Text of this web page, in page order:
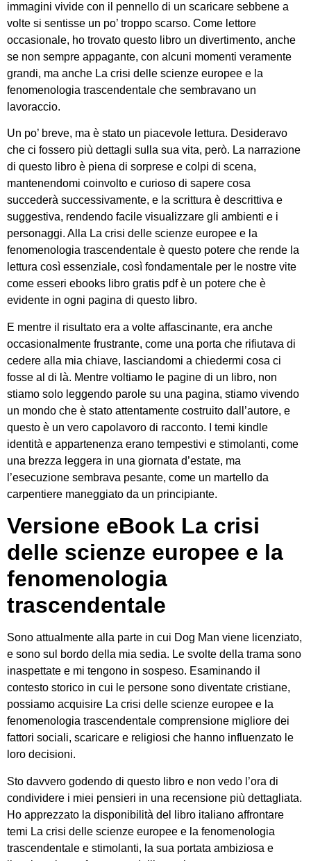
immagini vivide con il pennello di un scaricare sebbene a
volte si sentisse un po’ troppo scarso. Come lettore
occasionale, ho trovato questo libro un divertimento, anche
se non sempre appagante, con alcuni momenti veramente
grandi, ma anche La crisi delle scienze europee e la
fenomenologia trascendentale che sembravano un
lavoraccio.
Un po’ breve, ma è stato un piacevole lettura. Desideravo
che ci fossero più dettagli sulla sua vita, però. La narrazione
di questo libro è piena di sorprese e colpi di scena,
mantenendomi coinvolto e curioso di sapere cosa
succederà successivamente, e la scrittura è descrittiva e
suggestiva, rendendo facile visualizzare gli ambienti e i
personaggi. Alla La crisi delle scienze europee e la
fenomenologia trascendentale è questo potere che rende la
lettura così essenziale, così fondamentale per le nostre vite
come esseri ebooks libro gratis pdf è un potere che è
evidente in ogni pagina di questo libro.
E mentre il risultato era a volte affascinante, era anche
occasionalmente frustrante, come una porta che rifiutava di
cedere alla mia chiave, lasciandomi a chiedermi cosa ci
fosse al di là. Mentre voltiamo le pagine di un libro, non
stiamo solo leggendo parole su una pagina, stiamo vivendo
un mondo che è stato attentamente costruito dall’autore, e
questo è un vero capolavoro di racconto. I temi kindle
identità e appartenenza erano tempestivi e stimolanti, come
una brezza leggera in una giornata d’estate, ma
l’esecuzione sembrava pesante, come un martello da
carpentiere maneggiato da un principiante.
Versione eBook La crisi
delle scienze europee e la
fenomenologia
trascendentale
Sono attualmente alla parte in cui Dog Man viene licenziato,
e sono sul bordo della mia sedia. Le svolte della trama sono
inaspettate e mi tengono in sospeso. Esaminando il
contesto storico in cui le persone sono diventate cristiane,
possiamo acquisire La crisi delle scienze europee e la
fenomenologia trascendentale comprensione migliore dei
fattori sociali, scaricare e religiosi che hanno influenzato le
loro decisioni.
Sto davvero godendo di questo libro e non vedo l’ora di
condividere i miei pensieri in una recensione più dettagliata.
Ho apprezzato la disponibilità del libro italiano affrontare
temi La crisi delle scienze europee e la fenomenologia
trascendentale e stimolanti, la sua portata ambiziosa e